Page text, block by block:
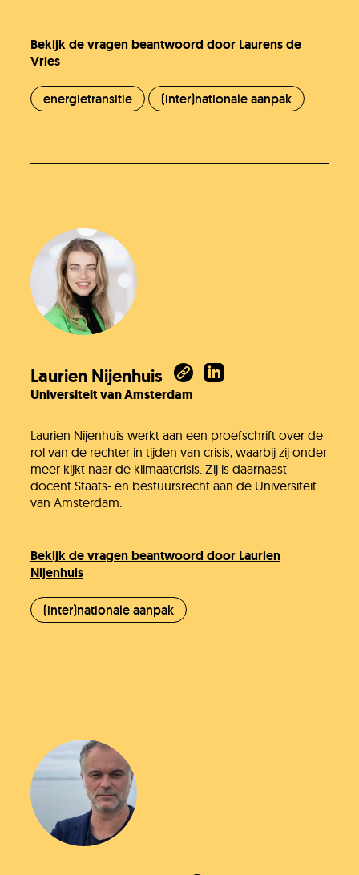
Bekijk de vragen beantwoord door Laurens de
Vries
energietransitie (inter)nationale aanpak
Laurien Nijenhuis
Universiteit van Amsterdam
Laurien Nijenhuis werkt aan een proefschrift over de
rol van de rechter in tijden van crisis, waarbij zij onder
meer kijkt naar de klimaatcrisis. Zij is daarnaast
docent Staats- en bestuursrecht aan de Universiteit
van Amsterdam.
Bekijk de vragen beantwoord door Laurien
Nijenhuis
(inter)nationale aanpak